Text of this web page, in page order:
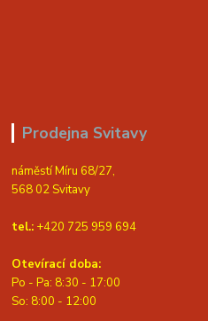
Prodejna Svitavy
náměstí Míru 68/27,
568 02 Svitavy
tel.: +420 725 959 694
Otevírací doba:
Po - Pa: 8:30 - 17:00
So: 8:00 - 12:00